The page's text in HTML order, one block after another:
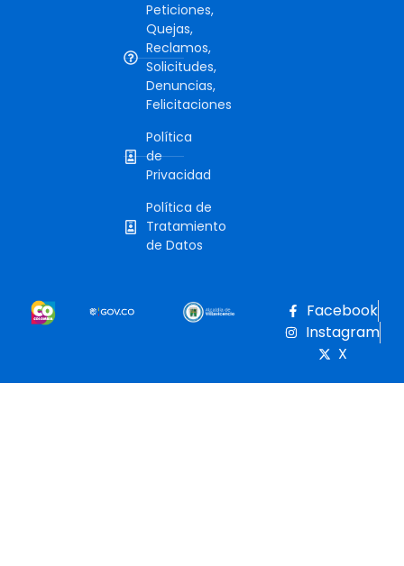
Peticiones,
Quejas,
Reclamos,
Solicitudes,
Denuncias,
Felicitaciones
Política
de
Privacidad
Política de
Tratamiento
de Datos
Facebook
Instagram
X